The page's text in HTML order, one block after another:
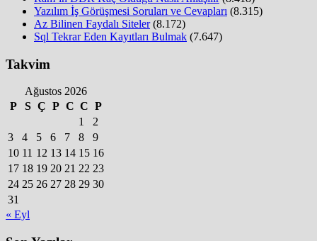
Yazılım İş Görüşmesi Soruları ve Cevapları (8.315)
Az Bilinen Faydalı Siteler (8.172)
Sql Tekrar Eden Kayıtları Bulmak (7.647)
Takvim
Ağustos 2026
P
S Ç P C C P
1
2
3
4 5 6 7 8
9
10 11 12 13 14 15 16
17 18 19 20 21 22 23
24 25 26 27 28 29 30
31
« Eyl